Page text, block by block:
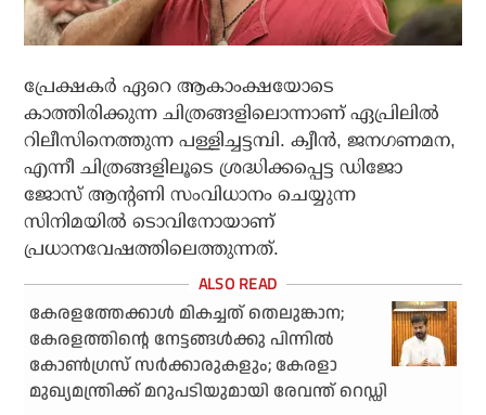
പ്രേക്ഷകര്‍ ഏറെ ആകാംക്ഷയോടെ
കാത്തിരിക്കുന്ന ചിത്രങ്ങളിലൊന്നാണ് ഏപ്രിലില്‍
റിലീസിനെത്തുന്ന പള്ളിച്ചട്ടമ്പി. ക്വീന്‍, ജനഗണമന,
എന്നീ ചിത്രങ്ങളിലൂടെ ശ്രദ്ധിക്കപ്പെട്ട ഡിജോ
ജോസ് ആന്റണി സംവിധാനം ചെയ്യുന്ന
സിനിമയില്‍ ടൊവിനോയാണ്
പ്രധാനവേഷത്തിലെത്തുന്നത്.
കേരളത്തേക്കാൾ മികച്ചത് തെലുങ്കാന;
കേരളത്തിന്റെ നേട്ടങ്ങൾക്കു പിന്നിൽ
കോൺഗ്രസ് സർക്കാരുകളും; കേരളാ
മുഖ്യമന്ത്രിക്ക് മറുപടിയുമായി രേവന്ത് റെഡ്ഡി